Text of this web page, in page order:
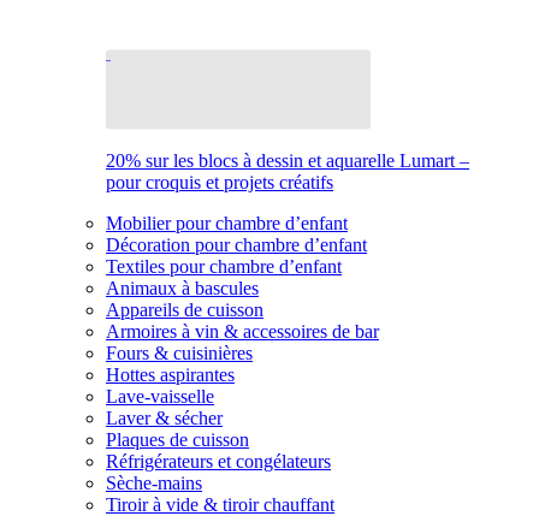
20% sur les blocs à dessin et aquarelle Lumart –
pour croquis et projets créatifs
Mobilier pour chambre d’enfant
Décoration pour chambre d’enfant
Textiles pour chambre d’enfant
Animaux à bascules
Appareils de cuisson
Armoires à vin & accessoires de bar
Fours & cuisinières
Hottes aspirantes
Lave-vaisselle
Laver & sécher
Plaques de cuisson
Réfrigérateurs et congélateurs
Sèche-mains
Tiroir à vide & tiroir chauffant